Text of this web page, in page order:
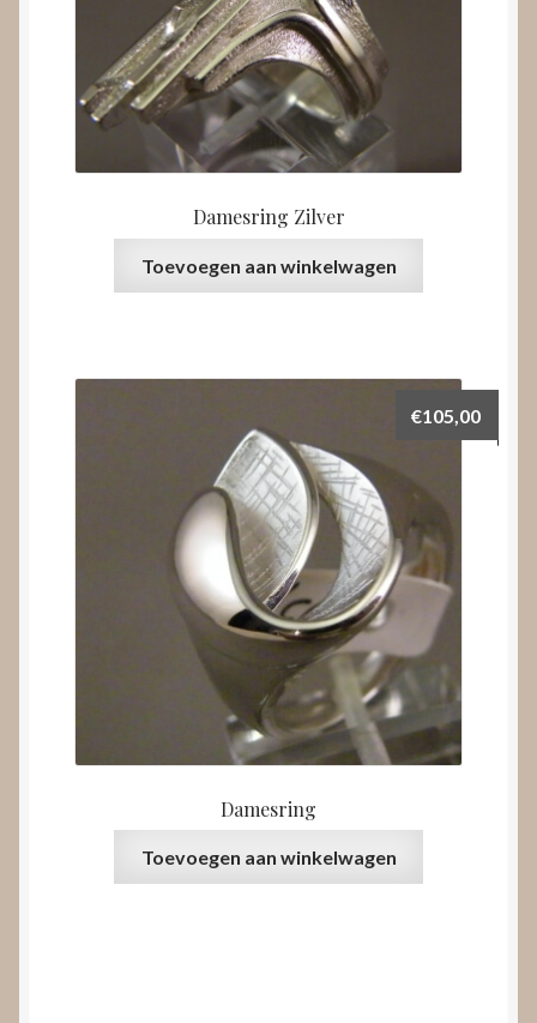
Damesring Zilver
Toevoegen aan winkelwagen
Damesring
€105,00
Toevoegen aan winkelwagen